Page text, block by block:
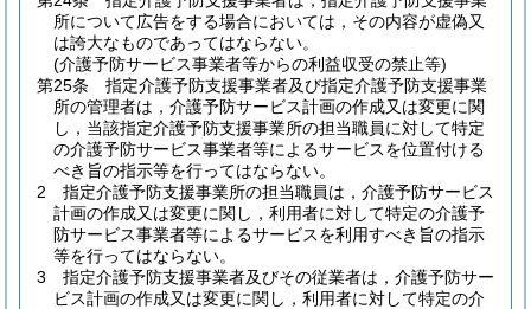
所について広告をする場合においては，その内容が虚偽又
は誇大なものであってはならない。
(介護予防サービス事業者等からの利益収受の禁止等)
第25条
指定介護予防支援事業者及び指定介護予防支援事業
所の管理者は，介護予防サービス計画の作成又は変更に関
し，当該指定介護予防支援事業所の担当職員に対して特定
の介護予防サービス事業者等によるサービスを位置付ける
べき旨の指示等を行ってはならない。
2
指定介護予防支援事業所の担当職員は，介護予防サービス
計画の作成又は変更に関し，利用者に対して特定の介護予
防サービス事業者等によるサービスを利用すべき旨の指示
等を行ってはならない。
3
指定介護予防支援事業者及びその従業者は，介護予防サー
ビス計画の作成又は変更に関し，利用者に対して特定の介